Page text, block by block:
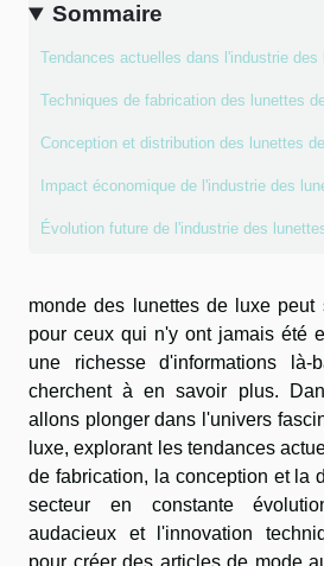
Sommaire
Tendances actuelles dans l'industrie
Techniques de fabrication des lunettes
Conception et distribution des lunettes
Impact économique de l'industrie des
Évolution future de l'industrie des
monde des lunettes de luxe peut
pour ceux qui n'y ont jamais été
une richesse d'informations
cherchent à en savoir plus.
allons plonger dans l'univers
luxe, explorant les tendances
de fabrication, la conception et la
secteur en constante
audacieux et l'innovation